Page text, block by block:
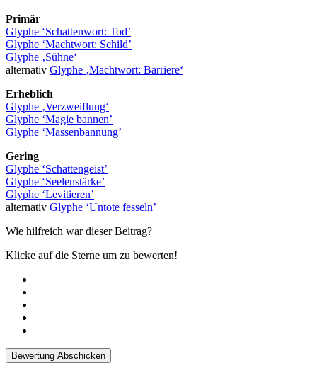
Primär
Glyphe ‘Schattenwort: Tod’
Glyphe ‘Machtwort: Schild’
Glyphe ‚Sühne‘
alternativ Glyphe ‚Machtwort: Barriere‘
Erheblich
Glyphe ‚Verzweiflung‘
Glyphe ‘Magie bannen’
Glyphe ‘Massenbannung’
Gering
Glyphe ‘Schattengeist’
Glyphe ‘Seelenstärke’
Glyphe ‘Levitieren’
alternativ Glyphe ‘Untote fesseln’
Wie hilfreich war dieser Beitrag?
Klicke auf die Sterne um zu bewerten!
Bewertung Abschicken